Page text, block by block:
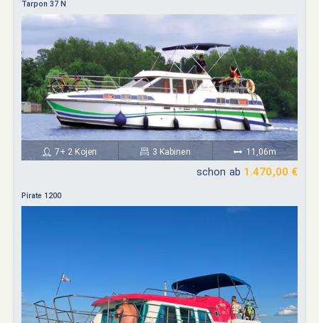
Tarpon 37 N
7+ 2 Kojen 3 Kabinen 11,06m
schon ab 1.470,00 €
Pirate 1200